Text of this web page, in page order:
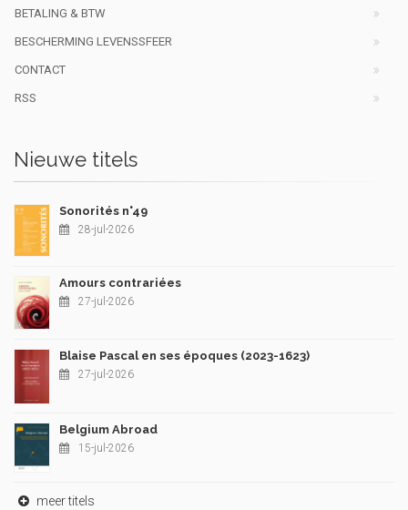
BETALING & BTW
BESCHERMING LEVENSSFEER
CONTACT
RSS
Nieuwe titels
Sonorités n°49
28-jul-2026
Amours contrariées
27-jul-2026
Blaise Pascal en ses époques (2023-1623)
27-jul-2026
Belgium Abroad
15-jul-2026
meer titels